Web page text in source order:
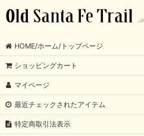
HOME/ホーム/トップページ
ショッピングカート
マイページ
最近チェックされたアイテム
特定商取引法表示